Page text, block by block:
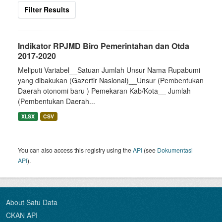
Filter Results
Indikator RPJMD Biro Pemerintahan dan Otda
2017-2020
Meliputi Variabel__Satuan Jumlah Unsur Nama Rupabumi
yang dibakukan (Gazertir Nasional)__Unsur (Pembentukan
Daerah otonomi baru ) Pemekaran Kab/Kota__ Jumlah
(Pembentukan Daerah...
XLSX CSV
You can also access this registry using theAPI (see Dokumentasi
API).
About Satu Data
CKAN API